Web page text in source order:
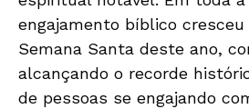
engajamento bíblico
Semana Santa deste ano,
alcançando o recorde
de pessoas se engajando